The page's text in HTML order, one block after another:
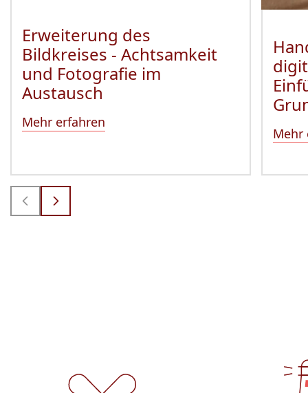
Erweiterung des
Bildkreises - Achtsamkeit
und Fotografie im
Austausch
Mehr erfahren
Mehr